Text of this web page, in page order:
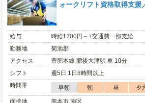
ォークリフト資格取得支援
給与
時給1200円～+交通費一部支給
勤務地
菊池郡
アクセス
豊肥本線 肥後大津駅 車 10分
シフト
週5日 1日8時間以上
時間帯
早朝 朝 昼 夕
面接地
熊本市 南区